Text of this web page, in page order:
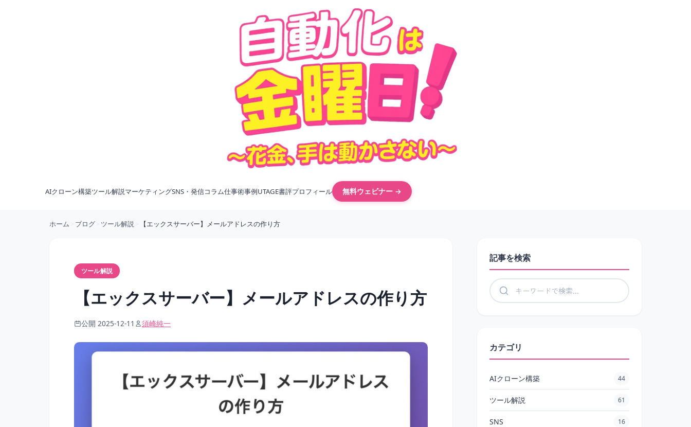
AIクローン構築ツール解説マーケティングSNS・発信コラム仕事術事例UTAGE書評プロフィール 無料ウェビナー →
ホーム ブログ ツール解説 【エックスサーバー】メールアドレスの作り方
ツール解説
【エックスサーバー】メールアドレスの作り方
公開 2025-12-11 須崎純一
記事を検索
記事を検索
カテゴリ
AIクローン構築 44
ツール解説 61
SNS 16